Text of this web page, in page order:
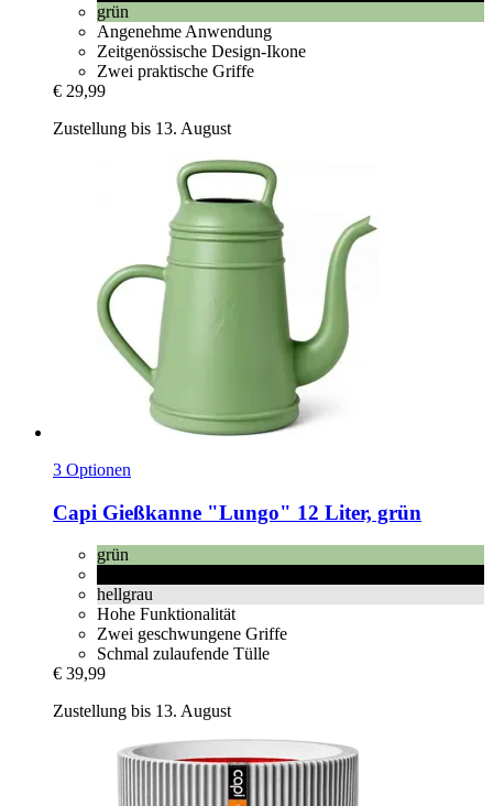
grün
Angenehme Anwendung
Zeitgenössische Design-Ikone
Zwei praktische Griffe
€ 29,99
Zustellung bis 13. August
3 Optionen
Capi Gießkanne "Lungo" 12 Liter, grün
grün
hellgrau
Hohe Funktionalität
Zwei geschwungene Griffe
Schmal zulaufende Tülle
€ 39,99
Zustellung bis 13. August